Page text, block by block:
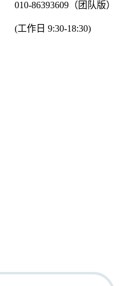
010-86393609（团队版）
(工作日 9:30-18:30)